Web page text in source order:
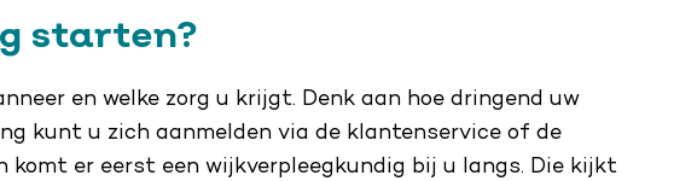
starten?
en welke zorg u krijgt. Denk aan hoe dringend uw
kunt u zich aanmelden via de klantenservice of de
komt er eerst een wijkverpleegkundig bij u langs. Die kijkt